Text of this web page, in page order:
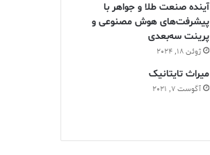
آینده صنعت طلا و جواهر با
پیشرفت‌های هوش مصنوعی و
پرینت سه‌بعدی
ژوئن 18, 2024
ميراث تايتانيک
آگوست 7, 2021